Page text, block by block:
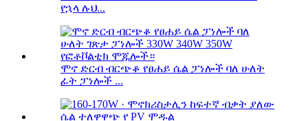
የኋላ ሉህ...
ሞኖ ድርብ ብርጭቆ የፀሐይ ሴል ፓነሎች ባለ ሁለት
ፊት ፓነሎች ...